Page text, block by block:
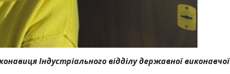
Індустріального відділу державної виконавчої